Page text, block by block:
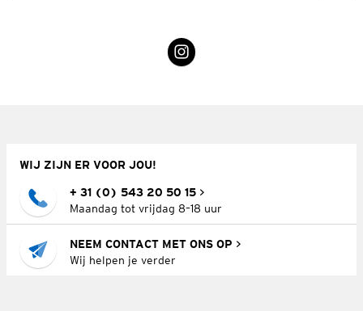
WIJ ZIJN ER VOOR JOU!
+ 31 (0) 543 20 50 15
Maandag tot vrijdag 8–18 uur
NEEM CONTACT MET ONS OP
Wij helpen je verder